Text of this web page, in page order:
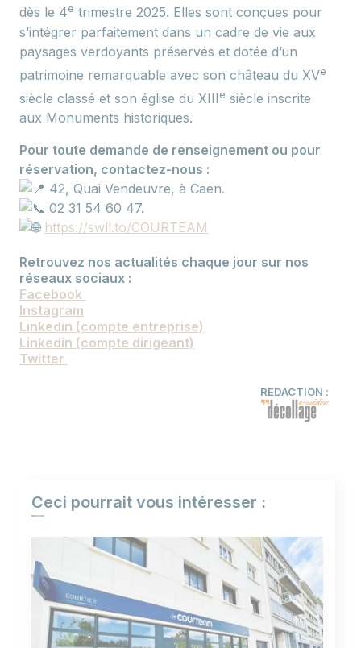
dès le 4e trimestre 2025. Elles sont conçues pour
s’intégrer parfaitement dans un cadre de vie aux
paysages verdoyants préservés et dotée d’un
patrimoine remarquable avec son château du XVe
siècle classé et son église du XIIIe siècle inscrite
aux Monuments historiques.
Pour toute demande de renseignement ou pour
réservation, contactez-nous :
42, Quai Vendeuvre, à Caen.
02 31 54 60 47.
https://swll.to/COURTEAM
Retrouvez nos actualités chaque jour sur nos
réseaux sociaux :
Facebook
Instagram
Linkedin (compte entreprise)
Linkedin (compte dirigeant)
Twitter
REDACTION :
Ceci pourrait vous intéresser :